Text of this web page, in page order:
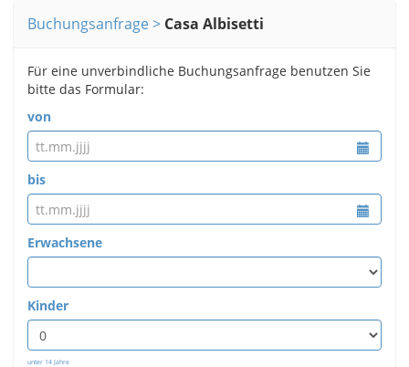
Buchungsanfrage Casa Albisetti
Für eine unverbindliche Buchungsanfrage benutzen Sie
bitte das Formular:
von
bis
Erwachsene
Kinder
unter 14 Jahre